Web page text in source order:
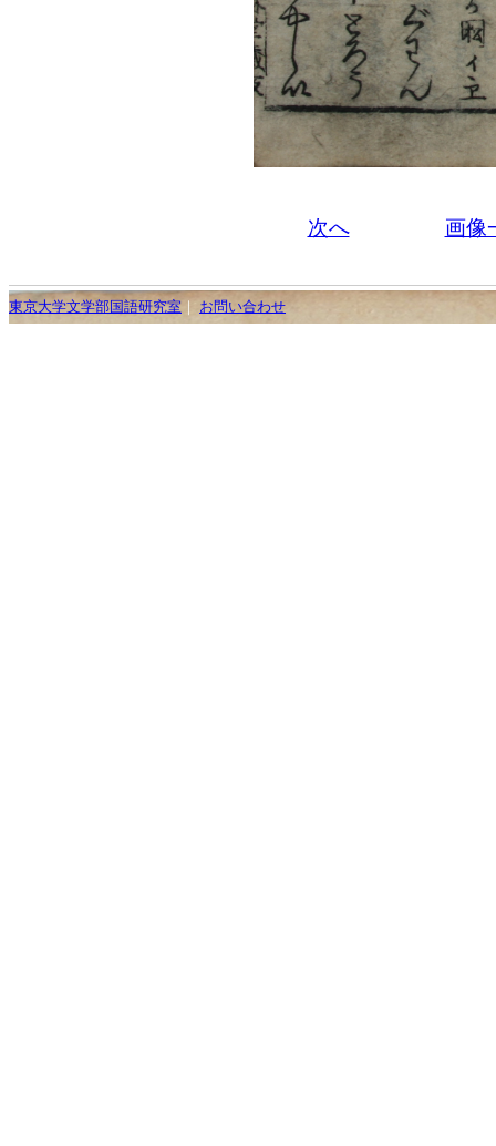
次へ 画像
東京大学文学部国語研究室 お問い合わせ